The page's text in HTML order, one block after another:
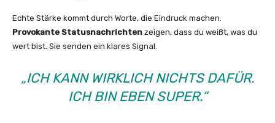
Echte Stärke kommt durch Worte, die Eindruck machen.
Provokante Statusnachrichten zeigen, dass du weißt, was du
wert bist. Sie senden ein klares Signal.
„ICH KANN WIRKLICH NICHTS DAFÜR.
ICH BIN EBEN SUPER.“